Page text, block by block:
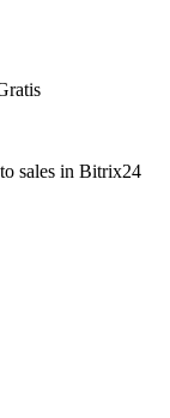
sales in Bitrix24